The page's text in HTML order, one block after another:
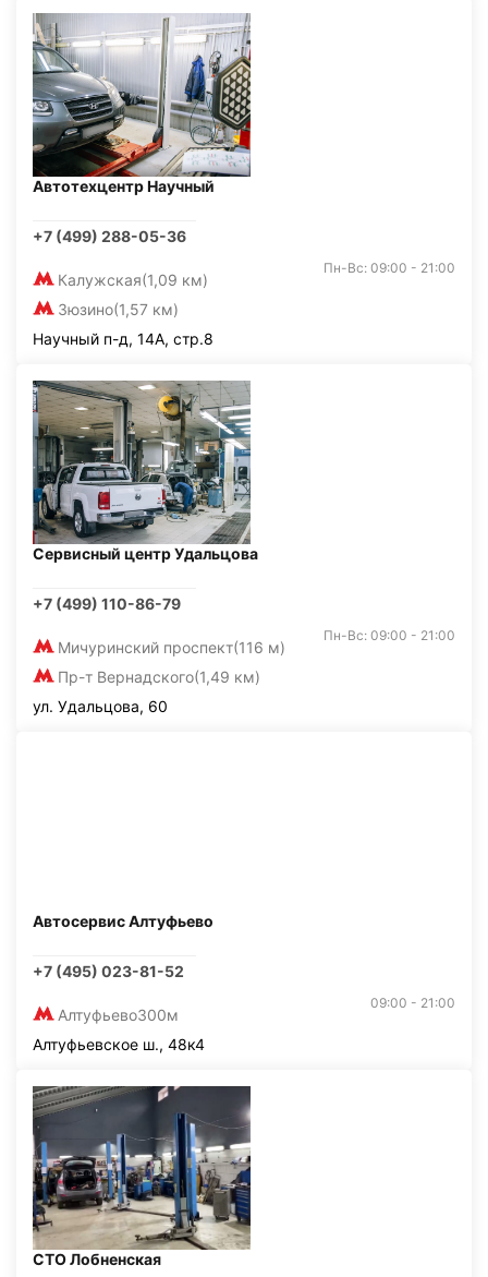
Автотехцентр Научный
+7 (499) 288-05-36
Калужская(1,09 км)
Зюзино(1,57 км)
Пн-Вс: 09:00 - 21:00
Научный п-д, 14А, стр.8
Сервисный центр Удальцова
+7 (499) 110-86-79
Мичуринский проспект(116 м)
Пр-т Вернадского(1,49 км)
Пн-Вс: 09:00 - 21:00
ул. Удальцова, 60
Автосервис Алтуфьево
+7 (495) 023-81-52
Алтуфьево300м
09:00 - 21:00
Алтуфьевское ш., 48к4
СТО Лобненская